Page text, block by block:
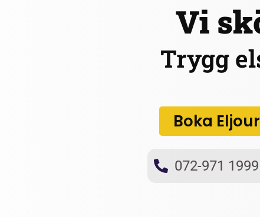
Vi
Trygg
Boka
072-971 1999